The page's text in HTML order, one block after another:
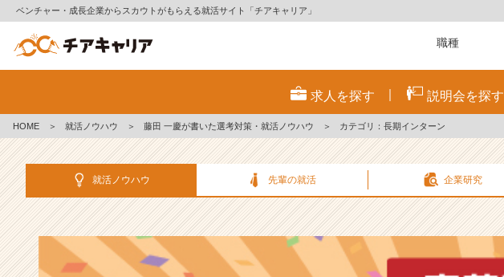
ベンチャー・成長企業からスカウトがもらえる就活サイト「チアキャリア」
策・
就
ノ
ハ
記
事
|
求人を探す 説明会を探す
HOME ＞ 就活ノウハウ ＞ 藤田 一慶が書いた選考対策・就活ノウハウ ＞ カテゴリ：長期インターン
就活ノウハウ 先輩の就活 企業研究